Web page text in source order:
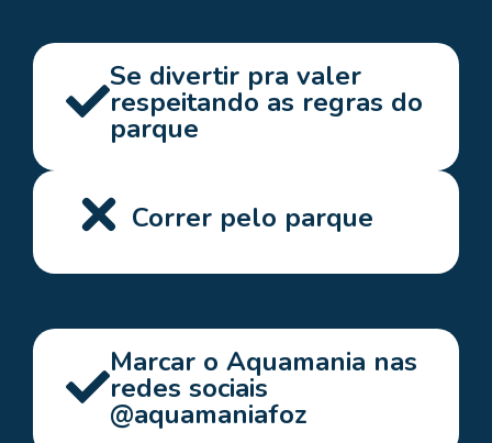
Se divertir pra valer
respeitando as regras do
parque
Correr pelo parque
Marcar o Aquamania nas
redes sociais
@aquamaniafoz